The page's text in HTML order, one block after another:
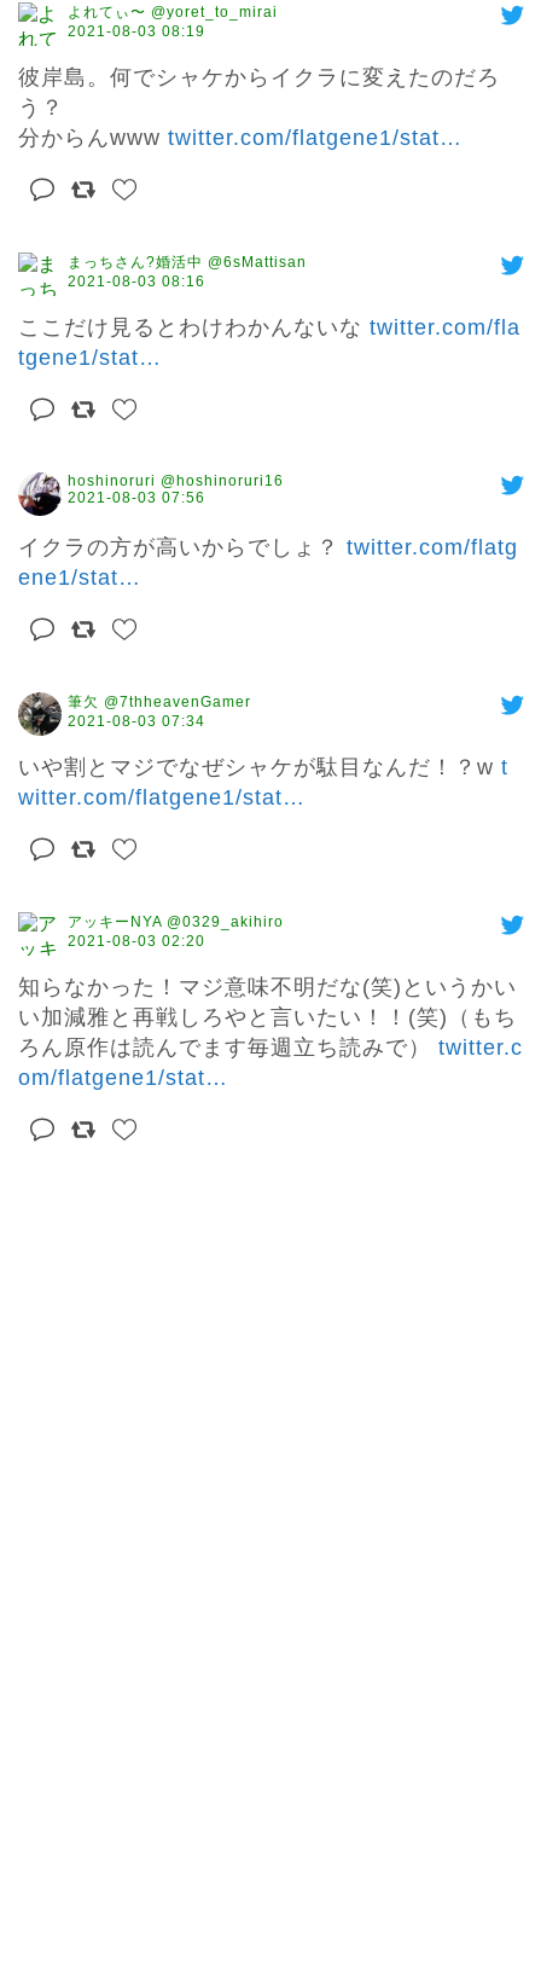
よれてぃ〜 @yoret_to_mirai
2021-08-03 08:19
彼岸島。何でシャケからイクラに変えたのだろ
う？
分からんwww twitter.com/flatgene1/stat…
まっちさん?婚活中 @6sMattisan
2021-08-03 08:16
ここだけ見るとわけわかんないな twitter.com/fla
tgene1/stat…
hoshinoruri @hoshinoruri16
2021-08-03 07:56
イクラの方が高いからでしょ？ twitter.com/flatg
ene1/stat…
筆欠 @7thheavenGamer
2021-08-03 07:34
いや割とマジでなぜシャケが駄目なんだ！？w t
witter.com/flatgene1/stat…
アッキーNYA @0329_akihiro
2021-08-03 02:20
知らなかった！マジ意味不明だな(笑)というかい
い加減雅と再戦しろやと言いたい！！(笑)（もち
ろん原作は読んでます毎週立ち読みで） twitter.c
om/flatgene1/stat…